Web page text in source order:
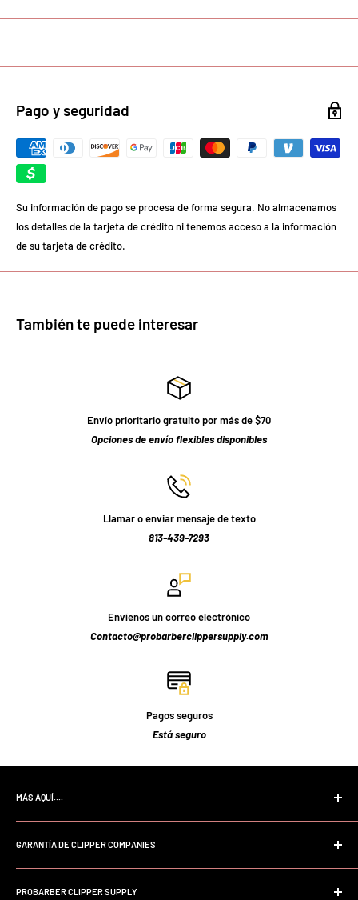
Pago y seguridad
Su información de pago se procesa de forma segura. No almacenamos
los detalles de la tarjeta de crédito ni tenemos acceso a la información
de su tarjeta de crédito.
También te puede interesar
Envío prioritario gratuito por más de $70
Opciones de envío flexibles disponibles
Llamar o enviar mensaje de texto
813-439-7293
Envíenos un correo electrónico
Contacto@probarberclippersupply.com
Pagos seguros
Está seguro
MÁS AQUÍ....
Página de inicio
Buscar
Preguntas frecuentes
Sobre nosotros
GARANTÍA DE CLIPPER COMPANIES
Garantía profesional Andis
Garantía profesional Wahl
PROBARBER CLIPPER SUPPLY